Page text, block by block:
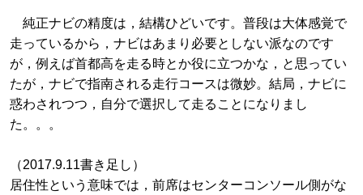
純正ナビの精度は，結構ひどいです。普段は大体感覚で
走っているから，ナビはあまり必要としない派なのです
が，例えば首都高を走る時とか役に立つかな，と思ってい
たが，ナビで指南される走行コースは微妙。結局，ナビに
惑わされつつ，自分で選択して走ることになりまし
た。。。
（2017.9.11書き足し）
居住性という意味では，前席はセンターコンソール側がな